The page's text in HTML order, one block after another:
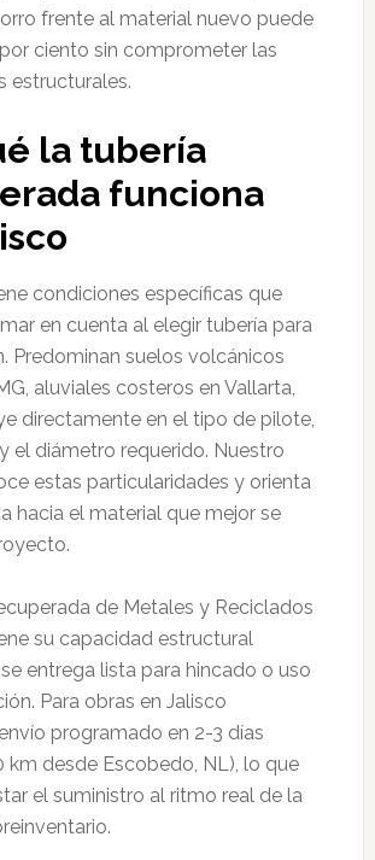
frente al material nuevo puede
ciento sin comprometer las
estructurales.
la tubería
funciona
condiciones específicas que
en cuenta al elegir tubería para
Predominan suelos volcánicos
aluviales costeros en Vallarta,
directamente en el tipo de pilote,
el diámetro requerido. Nuestro
estas particularidades y orienta
hacia el material que mejor se
de Metales y Reciclados
su capacidad estructural
entrega lista para hincado o uso
Para obras en Jalisco
programado en 2-3 días
km desde Escobedo, NL), lo que
el suministro al ritmo real de la